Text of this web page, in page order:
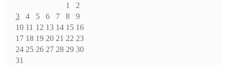
1
2
3
4 5 6 7 8
9
10 11 12 13 14 15 16
17 18 19 20 21 22 23
24 25 26 27 28 29 30
31